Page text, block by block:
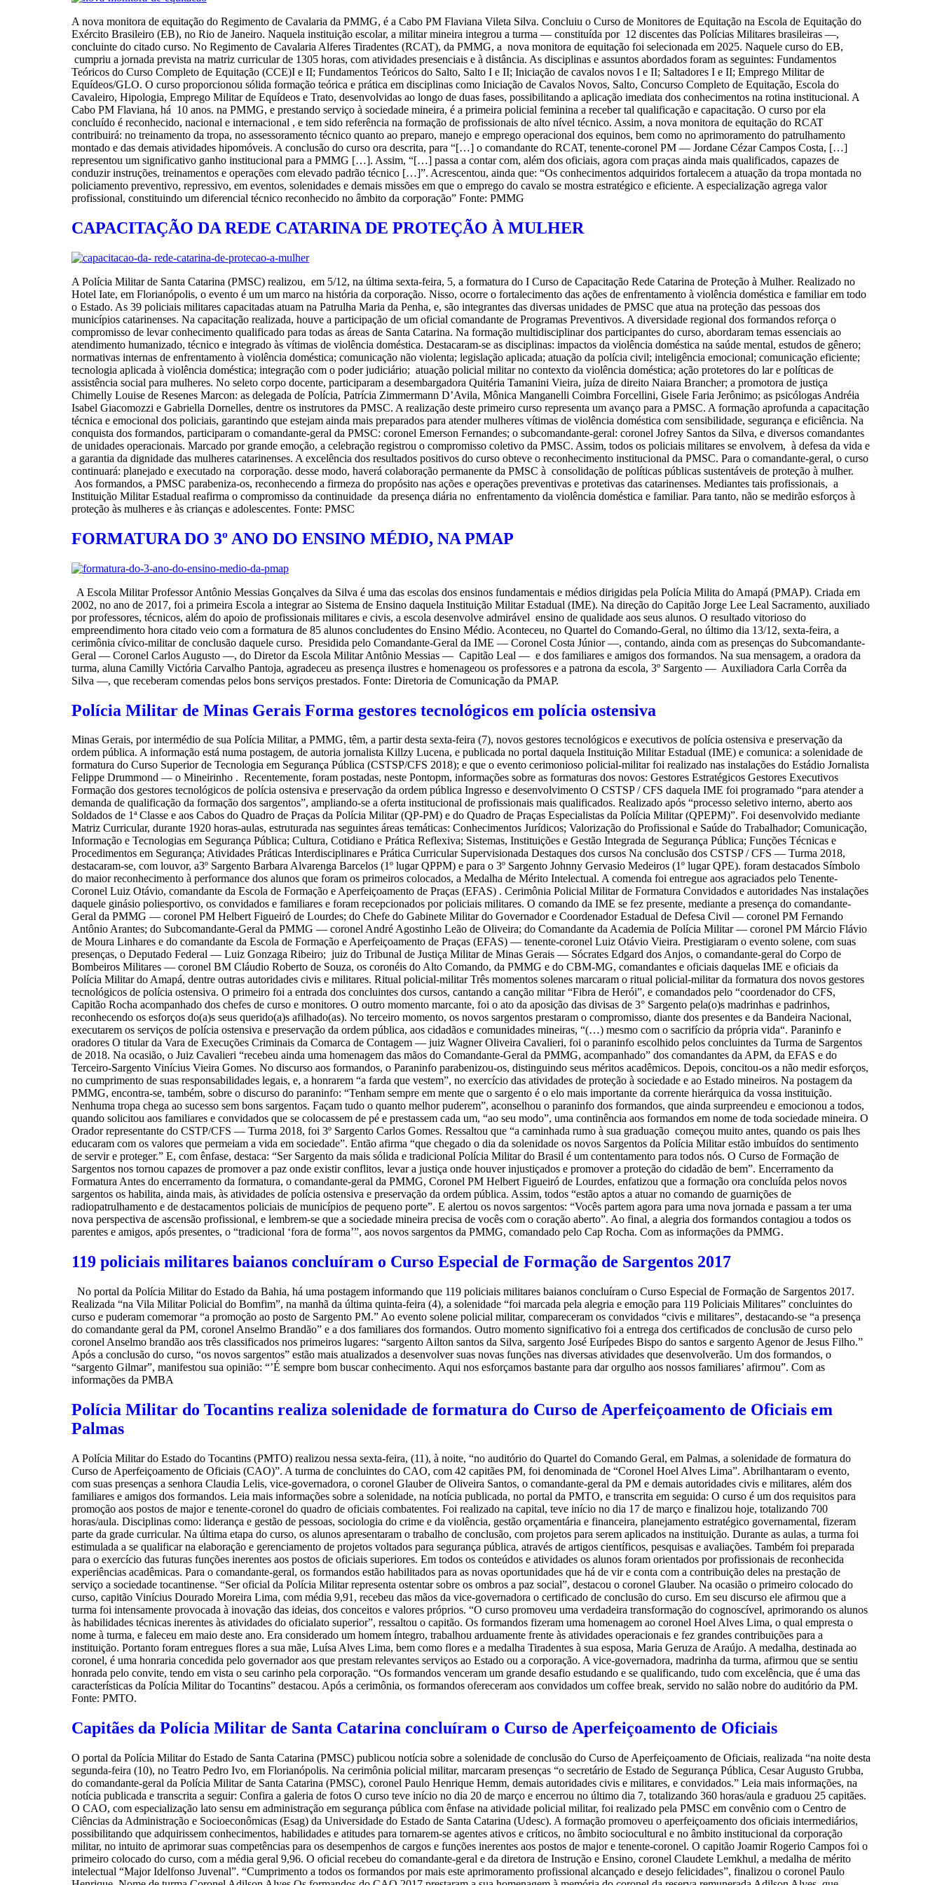
A nova monitora de equitação do Regimento de Cavalaria da PMMG, é a Cabo PM Flaviana Vileta Silva. Concluiu o Curso de Monitores de Equitação na Escola de Equitação do
Exército Brasileiro (EB), no Rio de Janeiro. Naquela instituição escolar, a militar mineira integrou a turma — constituída por 12 discentes das Polícias Militares brasileiras —,
concluinte do citado curso. No Regimento de Cavalaria Alferes Tiradentes (RCAT), da PMMG, a nova monitora de equitação foi selecionada em 2025. Naquele curso do EB,
cumpriu a jornada prevista na matriz curricular de 1305 horas, com atividades presenciais e à distância. As disciplinas e assuntos abordados foram as seguintes: Fundamentos
Teóricos do Curso Completo de Equitação (CCE)I e II; Fundamentos Teóricos do Salto, Salto I e II; Iniciação de cavalos novos I e II; Saltadores I e II; Emprego Militar de
Equídeos/GLO. O curso proporcionou sólida formação teórica e prática em disciplinas como Iniciação de Cavalos Novos, Salto, Concurso Completo de Equitação, Escola do
Cavaleiro, Hipologia, Emprego Militar de Equídeos e Trato, desenvolvidas ao longo de duas fases, possibilitando a aplicação imediata dos conhecimentos na rotina institucional. A
Cabo PM Flaviana, há 10 anos. na PMMG, e prestando serviço à sociedade mineira, é a primeira policial feminina a receber tal qualificação e capacitação. O curso por ela
concluído é reconhecido, nacional e internacional , e tem sido referência na formação de profissionais de alto nível técnico. Assim, a nova monitora de equitação do RCAT
contribuirá: no treinamento da tropa, no assessoramento técnico quanto ao preparo, manejo e emprego operacional dos equinos, bem como no aprimoramento do patrulhamento
montado e das demais atividades hipomóveis. A conclusão do curso ora descrita, para “[…] o comandante do RCAT, tenente-coronel PM — Jordane Cézar Campos Costa, […]
representou um significativo ganho institucional para a PMMG […]. Assim, “[…] passa a contar com, além dos oficiais, agora com praças ainda mais qualificados, capazes de
conduzir instruções, treinamentos e operações com elevado padrão técnico […]”. Acrescentou, ainda que: “Os conhecimentos adquiridos fortalecem a atuação da tropa montada no
policiamento preventivo, repressivo, em eventos, solenidades e demais missões em que o emprego do cavalo se mostra estratégico e eficiente. A especialização agrega valor
profissional, constituindo um diferencial técnico reconhecido no âmbito da corporação” Fonte: PMMG
CAPACITAÇÃO DA REDE CATARINA DE PROTEÇÃO À MULHER
A Polícia Militar de Santa Catarina (PMSC) realizou, em 5/12, na última sexta-feira, 5, a formatura do I Curso de Capacitação Rede Catarina de Proteção à Mulher. Realizado no
Hotel Iate, em Florianópolis, o evento é um um marco na história da corporação. Nisso, ocorre o fortalecimento das ações de enfrentamento à violência doméstica e familiar em todo
o Estado. As 39 policiais militares capacitadas atuam na Patrulha Maria da Penha, e, são integrantes das diversas unidades de PMSC que atua na proteção das pessoas dos
municípios catarinenses. Na capacitação realizada, houve a participação de um oficial comandante de Programas Preventivos. A diversidade regional dos formandos reforça o
compromisso de levar conhecimento qualificado para todas as áreas de Santa Catarina. Na formação multidisciplinar dos participantes do curso, abordaram temas essenciais ao
atendimento humanizado, técnico e integrado às vítimas de violência doméstica. Destacaram-se as disciplinas: impactos da violência doméstica na saúde mental, estudos de gênero;
normativas internas de enfrentamento à violência doméstica; comunicação não violenta; legislação aplicada; atuação da polícia civil; inteligência emocional; comunicação eficiente;
tecnologia aplicada à violência doméstica; integração com o poder judiciário; atuação policial militar no contexto da violência doméstica; ação protetores do lar e políticas de
assistência social para mulheres. No seleto corpo docente, participaram a desembargadora Quitéria Tamanini Vieira, juíza de direito Naiara Brancher; a promotora de justiça
Chimelly Louise de Resenes Marcon: as delegada de Polícia, Patrícia Zimmermann D’Avila, Mônica Manganelli Coimbra Forcellini, Gisele Faria Jerônimo; as psicólogas Andréia
Isabel Giacomozzi e Gabriella Dornelles, dentre os instrutores da PMSC. A realização deste primeiro curso representa um avanço para a PMSC. A formação aprofunda a capacitação
técnica e emocional dos policiais, garantindo que estejam ainda mais preparados para atender mulheres vítimas de violência doméstica com sensibilidade, segurança e eficiência. Na
conquista dos formandos, participaram o comandante-geral da PMSC: coronel Emerson Fernandes; o subcomandante-geral: coronel Jofrey Santos da Silva, e diversos comandantes
de unidades operacionais. Marcado por grande emoção, a celebração registrou o compromisso coletivo da PMSC. Assim, todos os policiais militares se envolvem, à defesa da vida e
a garantia da dignidade das mulheres catarinenses. A excelência dos resultados positivos do curso obteve o reconhecimento institucional da PMSC. Para o comandante-geral, o curso
continuará: planejado e executado na corporação. desse modo, haverá colaboração permanente da PMSC à consolidação de políticas públicas sustentáveis de proteção à mulher.
Aos formandos, a PMSC parabeniza-os, reconhecendo a firmeza do propósito nas ações e operações preventivas e protetivas das catarinenses. Mediantes tais profissionais, a
Instituição Militar Estadual reafirma o compromisso da continuidade da presença diária no enfrentamento da violência doméstica e familiar. Para tanto, não se medirão esforços à
proteção às mulheres e às crianças e adolescentes. Fonte: PMSC
FORMATURA DO 3º ANO DO ENSINO MÉDIO, NA PMAP
A Escola Militar Professor Antônio Messias Gonçalves da Silva é uma das escolas dos ensinos fundamentais e médios dirigidas pela Polícia Milita do Amapá (PMAP). Criada em
2002, no ano de 2017, foi a primeira Escola a integrar ao Sistema de Ensino daquela Instituição Militar Estadual (IME). Na direção do Capitão Jorge Lee Leal Sacramento, auxiliado
por professores, técnicos, além do apoio de profissionais militares e civis, a escola desenvolve admirável ensino de qualidade aos seus alunos. O resultado vitorioso do
empreendimento hora citado veio com a formatura de 85 alunos concludentes do Ensino Médio. Aconteceu, no Quartel do Comando-Geral, no último dia 13/12, sexta-feira, a
cerimônia cívico-militar de conclusão daquele curso. Presidida pelo Comandante-Geral da IME — Coronel Costa Júnior —, contando, ainda com as presenças do Subcomandante-
Geral — Coronel Carlos Augusto —, do Diretor da Escola Militar Antônio Messias — Capitão Leal — e dos familiares e amigos dos formandos. Na sua mensagem, a oradora da
turma, aluna Camilly Victória Carvalho Pantoja, agradeceu as presença ilustres e homenageou os professores e a patrona da escola, 3º Sargento — Auxiliadora Carla Corrêa da
Silva —, que receberam comendas pelos bons serviços prestados. Fonte: Diretoria de Comunicação da PMAP.
Polícia Militar de Minas Gerais Forma gestores tecnológicos em polícia ostensiva
Minas Gerais, por intermédio de sua Polícia Militar, a PMMG, têm, a partir desta sexta-feira (7), novos gestores tecnológicos e executivos de polícia ostensiva e preservação da
ordem pública. A informação está numa postagem, de autoria jornalista Killzy Lucena, e publicada no portal daquela Instituição Militar Estadual (IME) e comunica: a solenidade de
formatura do Curso Superior de Tecnologia em Segurança Pública (CSTSP/CFS 2018); e que o evento cerimonioso policial-militar foi realizado nas instalações do Estádio Jornalista
Felippe Drummond — o Mineirinho . Recentemente, foram postadas, neste Pontopm, informações sobre as formaturas dos novos: Gestores Estratégicos Gestores Executivos
Formação dos gestores tecnológicos de polícia ostensiva e preservação da ordem pública Ingresso e desenvolvimento O CSTSP / CFS daquela IME foi programado “para atender a
demanda de qualificação da formação dos sargentos”, ampliando-se a oferta institucional de profissionais mais qualificados. Realizado após “processo seletivo interno, aberto aos
Soldados de 1ª Classe e aos Cabos do Quadro de Praças da Polícia Militar (QP-PM) e do Quadro de Praças Especialistas da Polícia Militar (QPEPM)”. Foi desenvolvido mediante
Matriz Curricular, durante 1920 horas-aulas, estruturada nas seguintes áreas temáticas: Conhecimentos Jurídicos; Valorização do Profissional e Saúde do Trabalhador; Comunicação,
Informação e Tecnologias em Segurança Pública; Cultura, Cotidiano e Prática Reflexiva; Sistemas, Instituições e Gestão Integrada de Segurança Pública; Funções Técnicas e
Procedimentos em Segurança; Atividades Práticas Interdisciplinares e Prática Curricular Supervisionada Destaques dos cursos Na conclusão dos CSTSP / CFS — Turma 2018,
destacaram-se, com louvor, a3º Sargento Barbara Alvarenga Barcelos (1º lugar QPPM) e para o 3º Sargento Johnny Gervasio Medeiros (1º lugar QPE). foram destacados Símbolo
do maior reconhecimento à performance dos alunos que foram os primeiros colocados, a Medalha de Mérito Intelectual. A comenda foi entregue aos agraciados pelo Tenente-
Coronel Luiz Otávio, comandante da Escola de Formação e Aperfeiçoamento de Praças (EFAS) . Cerimônia Policial Militar de Formatura Convidados e autoridades Nas instalações
daquele ginásio poliesportivo, os convidados e familiares e foram recepcionados por policiais militares. O comando da IME se fez presente, mediante a presença do comandante-
Geral da PMMG — coronel PM Helbert Figueiró de Lourdes; do Chefe do Gabinete Militar do Governador e Coordenador Estadual de Defesa Civil — coronel PM Fernando
Antônio Arantes; do Subcomandante-Geral da PMMG — coronel André Agostinho Leão de Oliveira; do Comandante da Academia de Polícia Militar — coronel PM Márcio Flávio
de Moura Linhares e do comandante da Escola de Formação e Aperfeiçoamento de Praças (EFAS) — tenente-coronel Luiz Otávio Vieira. Prestigiaram o evento solene, com suas
presenças, o Deputado Federal — Luiz Gonzaga Ribeiro; juiz do Tribunal de Justiça Militar de Minas Gerais — Sócrates Edgard dos Anjos, o comandante-geral do Corpo de
Bombeiros Militares — coronel BM Cláudio Roberto de Souza, os coronéis do Alto Comando, da PMMG e do CBM-MG, comandantes e oficiais daquelas IME e oficiais da
Polícia Militar do Amapá, dentre outras autoridades civis e militares. Ritual policial-militar Três momentos solenes marcaram o ritual policial-militar da formatura dos novos gestores
tecnológicos de polícia ostensiva. O primeiro foi a entrada dos concluintes dos cursos, cantando a canção militar “Fibra de Herói”, e comandados pelo “coordenador do CFS,
Capitão Rocha acompanhado dos chefes de curso e monitores. O outro momento marcante, foi o ato da aposição das divisas de 3° Sargento pela(o)s madrinhas e padrinhos,
reconhecendo os esforços do(a)s seus querido(a)s afilhado(as). No terceiro momento, os novos sargentos prestaram o compromisso, diante dos presentes e da Bandeira Nacional,
executarem os serviços de polícia ostensiva e preservação da ordem pública, aos cidadãos e comunidades mineiras, “(…) mesmo com o sacrifício da própria vida“. Paraninfo e
oradores O titular da Vara de Execuções Criminais da Comarca de Contagem — juiz Wagner Oliveira Cavalieri, foi o paraninfo escolhido pelos concluintes da Turma de Sargentos
de 2018. Na ocasião, o Juiz Cavalieri “recebeu ainda uma homenagem das mãos do Comandante-Geral da PMMG, acompanhado” dos comandantes da APM, da EFAS e do
Terceiro-Sargento Vinícius Vieira Gomes. No discurso aos formandos, o Paraninfo parabenizou-os, distinguindo seus méritos acadêmicos. Depois, concitou-os a não medir esforços,
no cumprimento de suas responsabilidades legais, e, a honrarem “a farda que vestem”, no exercício das atividades de proteção à sociedade e ao Estado mineiros. Na postagem da
PMMG, encontra-se, também, sobre o discurso do paraninfo: “Tenham sempre em mente que o sargento é o elo mais importante da corrente hierárquica da vossa instituição.
Nenhuma tropa chega ao sucesso sem bons sargentos. Façam tudo o quanto melhor puderem”, aconselhou o paraninfo dos formandos, que ainda surpreendeu e emocionou a todos,
quando solicitou aos familiares e convidados que se colocassem de pé e prestassem cada um, “ao seu modo”, uma continência aos formandos em nome de toda sociedade mineira. O
Orador representante do CSTP/CFS — Turma 2018, foi 3º Sargento Carlos Gomes. Ressaltou que “a caminhada rumo à sua graduação começou muito antes, quando os pais lhes
educaram com os valores que permeiam a vida em sociedade”. Então afirma “que chegado o dia da solenidade os novos Sargentos da Polícia Militar estão imbuídos do sentimento
de servir e proteger.” E, com ênfase, destaca: “Ser Sargento da mais sólida e tradicional Polícia Militar do Brasil é um contentamento para todos nós. O Curso de Formação de
Sargentos nos tornou capazes de promover a paz onde existir conflitos, levar a justiça onde houver injustiçados e promover a proteção do cidadão de bem”. Encerramento da
Formatura Antes do encerramento da formatura, o comandante-geral da PMMG, Coronel PM Helbert Figueiró de Lourdes, enfatizou que a formação ora concluída pelos novos
sargentos os habilita, ainda mais, às atividades de polícia ostensiva e preservação da ordem pública. Assim, todos “estão aptos a atuar no comando de guarnições de
radiopatrulhamento e de destacamentos policiais de municípios de pequeno porte”. E alertou os novos sargentos: “Vocês partem agora para uma nova jornada e passam a ter uma
nova perspectiva de ascensão profissional, e lembrem-se que a sociedade mineira precisa de vocês com o coração aberto”. Ao final, a alegria dos formandos contagiou a todos os
parentes e amigos, após presentes, o “tradicional ‘fora de forma’”, aos novos sargentos da PMMG, comandado pelo Cap Rocha. Com as informações da PMMG.
119 policiais militares baianos concluíram o Curso Especial de Formação de Sargentos 2017
No portal da Polícia Militar do Estado da Bahia, há uma postagem informando que 119 policiais militares baianos concluíram o Curso Especial de Formação de Sargentos 2017.
Realizada “na Vila Militar Policial do Bomfim”, na manhã da última quinta-feira (4), a solenidade “foi marcada pela alegria e emoção para 119 Policiais Militares” concluintes do
curso e puderam comemorar “a promoção ao posto de Sargento PM.” Ao evento solene policial militar, compareceram os convidados “civis e militares”, destacando-se “a presença
do comandante geral da PM, coronel Anselmo Brandão” e a dos familiares dos formandos. Outro momento significativo foi a entrega dos certificados de conclusão de curso pelo
coronel Anselmo brandão aos três classificados nos primeiros lugares: “sargento Ailton santos da Silva, sargento José Eurípedes Bispo do santos e sargento Agenor de Jesus Filho.”
Após a conclusão do curso, “os novos sargentos” estão mais atualizados a desenvolver suas novas funções nas diversas atividades que desenvolverão. Um dos formandos, o
“sargento Gilmar”, manifestou sua opinião: “’É sempre bom buscar conhecimento. Aqui nos esforçamos bastante para dar orgulho aos nossos familiares’ afirmou”. Com as
informações da PMBA
Polícia Militar do Tocantins realiza solenidade de formatura do Curso de Aperfeiçoamento de Oficiais em
Palmas
A Polícia Militar do Estado do Tocantins (PMTO) realizou nessa sexta-feira, (11), à noite, “no auditório do Quartel do Comando Geral, em Palmas, a solenidade de formatura do
Curso de Aperfeiçoamento de Oficiais (CAO)”. A turma de concluintes do CAO, com 42 capitães PM, foi denominada de “Coronel Hoel Alves Lima”. Abrilhantaram o evento,
com suas presenças a senhora Claudia Lelis, vice-governadora, o coronel Glauber de Oliveira Santos, o comandante-geral da PM e demais autoridades civis e militares, além dos
familiares e amigos dos formandos. Leia mais informações sobre a solenidade, na notícia publicada, no portal da PMTO, e transcrita em seguida: O curso é um dos requisitos para
promoção aos postos de major e tenente-coronel do quadro de oficiais combatentes. Foi realizado na capital, teve início no dia 17 de março e finalizou hoje, totalizando 700
horas/aula. Disciplinas como: liderança e gestão de pessoas, sociologia do crime e da violência, gestão orçamentária e financeira, planejamento estratégico governamental, fizeram
parte da grade curricular. Na última etapa do curso, os alunos apresentaram o trabalho de conclusão, com projetos para serem aplicados na instituição. Durante as aulas, a turma foi
estimulada a se qualificar na elaboração e gerenciamento de projetos voltados para segurança pública, através de artigos científicos, pesquisas e avaliações. Também foi preparada
para o exercício das futuras funções inerentes aos postos de oficiais superiores. Em todos os conteúdos e atividades os alunos foram orientados por profissionais de reconhecida
experiências acadêmicas. Para o comandante-geral, os formandos estão habilitados para as novas oportunidades que há de vir e conta com a contribuição deles na prestação de
serviço a sociedade tocantinense. “Ser oficial da Polícia Militar representa ostentar sobre os ombros a paz social”, destacou o coronel Glauber. Na ocasião o primeiro colocado do
curso, capitão Vinícius Dourado Moreira Lima, com média 9,91, recebeu das mãos da vice-governadora o certificado de conclusão do curso. Em seu discurso ele afirmou que a
turma foi intensamente provocada à inovação das ideias, dos conceitos e valores próprios. “O curso promoveu uma verdadeira transformação do cognoscível, aprimorando os alunos
às habilidades técnicas inerentes às atividades do oficialato superior”, ressaltou o capitão. Os formandos fizeram uma homenagem ao coronel Hoel Alves Lima, o qual empresta o
nome à turma, e faleceu em maio deste ano. Era considerado um homem íntegro, trabalhou arduamente frente às atividades operacionais e fez grandes contribuições para a
instituição. Portanto foram entregues flores a sua mãe, Luísa Alves Lima, bem como flores e a medalha Tiradentes à sua esposa, Maria Geruza de Araújo. A medalha, destinada ao
coronel, é uma honraria concedida pelo governador aos que prestam relevantes serviços ao Estado ou a corporação. A vice-governadora, madrinha da turma, afirmou que se sentiu
honrada pelo convite, tendo em vista o seu carinho pela corporação. “Os formandos venceram um grande desafio estudando e se qualificando, tudo com excelência, que é uma das
características da Polícia Militar do Tocantins” destacou. Após a cerimônia, os formandos ofereceram aos convidados um coffee break, servido no salão nobre do auditório da PM.
Fonte: PMTO.
Capitães da Polícia Militar de Santa Catarina concluíram o Curso de Aperfeiçoamento de Oficiais
O portal da Polícia Militar do Estado de Santa Catarina (PMSC) publicou notícia sobre a solenidade de conclusão do Curso de Aperfeiçoamento de Oficiais, realizada “na noite desta
segunda-feira (10), no Teatro Pedro Ivo, em Florianópolis. Na cerimônia policial militar, marcaram presenças “o secretário de Estado de Segurança Pública, Cesar Augusto Grubba,
do comandante-geral da Polícia Militar de Santa Catarina (PMSC), coronel Paulo Henrique Hemm, demais autoridades civis e militares, e convidados.” Leia mais informações, na
notícia publicada e transcrita a seguir: Confira a galeria de fotos O curso teve início no dia 20 de março e encerrou no último dia 7, totalizando 360 horas/aula e graduou 25 capitães.
O CAO, com especialização lato sensu em administração em segurança pública com ênfase na atividade policial militar, foi realizado pela PMSC em convênio com o Centro de
Ciências da Administração e Socioeconômicas (Esag) da Universidade do Estado de Santa Catarina (Udesc). A formação promoveu o aperfeiçoamento dos oficiais intermediários,
possibilitando que adquirissem conhecimentos, habilidades e atitudes para tornarem-se agentes ativos e críticos, no âmbito sociocultural e no âmbito institucional da corporação
militar, no intuito de aprimorar suas competências para os desempenhos de cargos e funções inerentes aos postos de major e tenente-coronel. O capitão Joamir Rogerio Campos foi o
primeiro colocado do curso, com a média geral 9,96. O oficial recebeu do comandante-geral e da diretora de Instrução e Ensino, coronel Claudete Lemkhul, a medalha de mérito
intelectual “Major Idelfonso Juvenal”. “Cumprimento a todos os formandos por mais este aprimoramento profissional alcançado e desejo felicidades”, finalizou o coronel Paulo